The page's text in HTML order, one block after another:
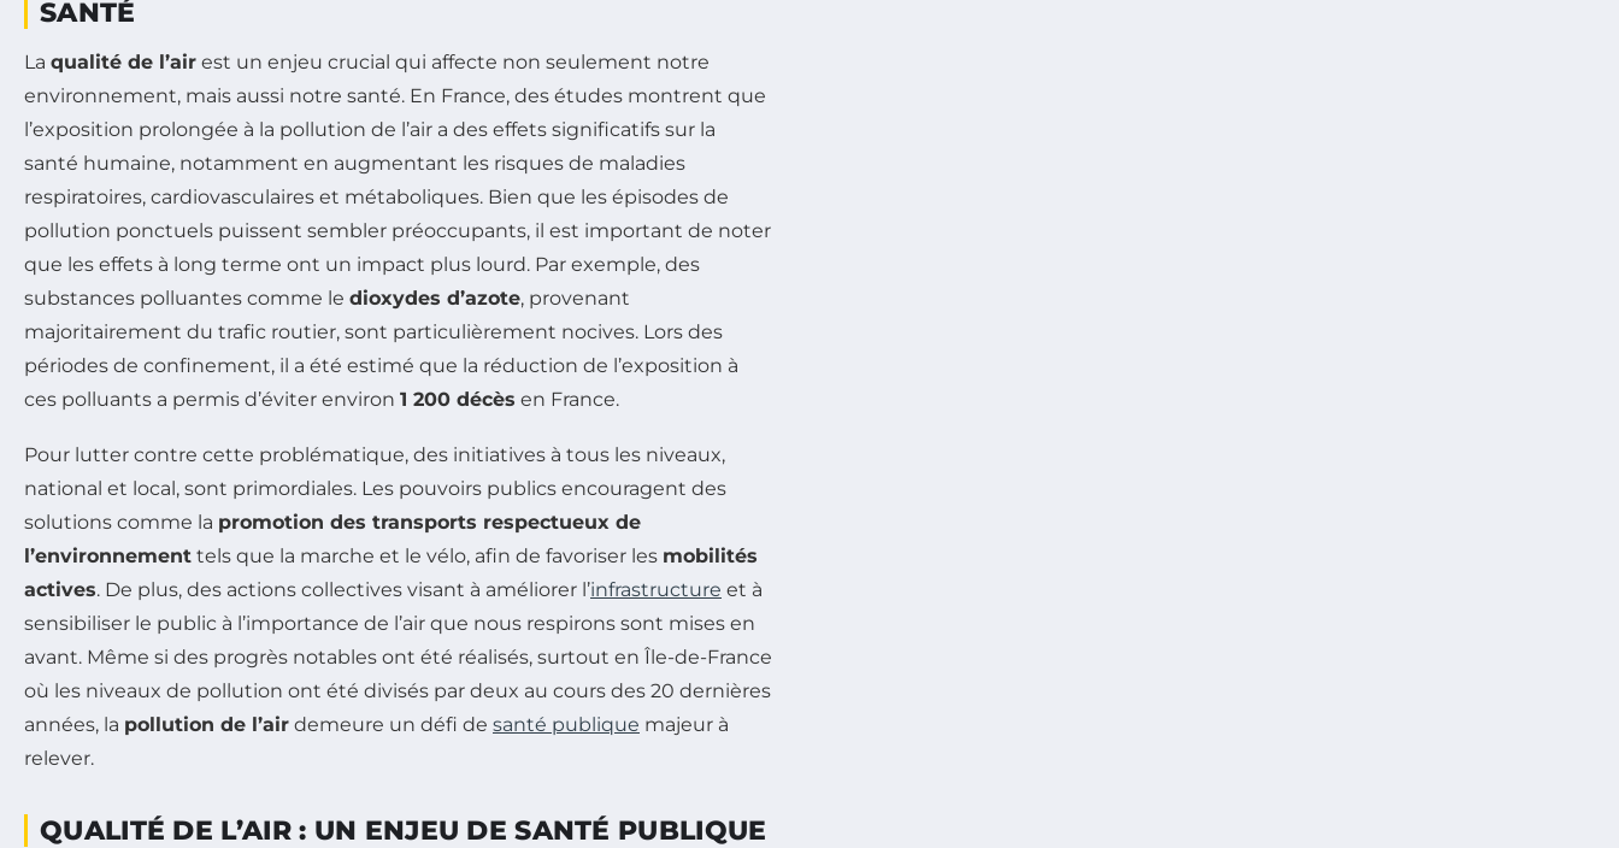
SANTÉ
La qualité de l’air est un enjeu crucial qui affecte non seulement notre
environnement, mais aussi notre santé. En France, des études montrent que
l’exposition prolongée à la pollution de l’air a des effets significatifs sur la
santé humaine, notamment en augmentant les risques de maladies
respiratoires, cardiovasculaires et métaboliques. Bien que les épisodes de
pollution ponctuels puissent sembler préoccupants, il est important de noter
que les effets à long terme ont un impact plus lourd. Par exemple, des
substances polluantes comme le dioxydes d’azote, provenant
majoritairement du trafic routier, sont particulièrement nocives. Lors des
périodes de confinement, il a été estimé que la réduction de l’exposition à
ces polluants a permis d’éviter environ 1 200 décès en France.
Pour lutter contre cette problématique, des initiatives à tous les niveaux,
national et local, sont primordiales. Les pouvoirs publics encouragent des
solutions comme la promotion des transports respectueux de
l’environnement tels que la marche et le vélo, afin de favoriser les mobilités
actives. De plus, des actions collectives visant à améliorer l’infrastructure et à
sensibiliser le public à l’importance de l’air que nous respirons sont mises en
avant. Même si des progrès notables ont été réalisés, surtout en Île-de-France
où les niveaux de pollution ont été divisés par deux au cours des 20 dernières
années, la pollution de l’air demeure un défi de santé publique majeur à
relever.
QUALITÉ DE L’AIR : UN ENJEU DE SANTÉ PUBLIQUE